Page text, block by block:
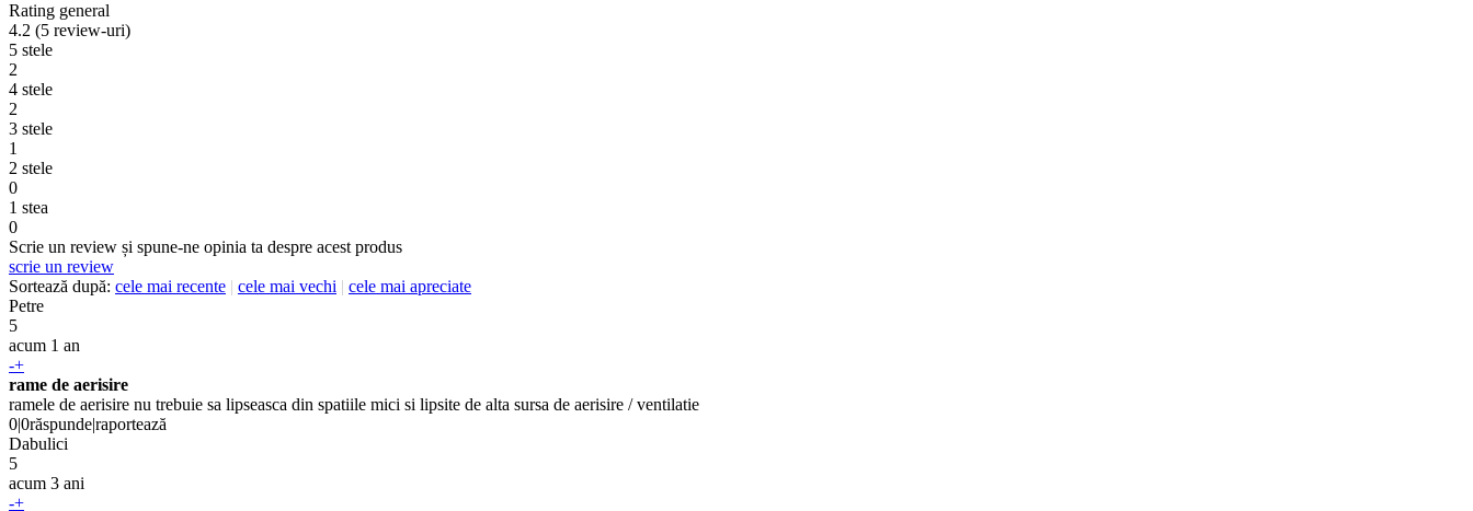
Rating general
4.2 (5 review-uri)
5 stele
2
4 stele
2
3 stele
1
2 stele
0
1 stea
0
Scrie un review și spune-ne opinia ta despre acest produs
scrie un review
Sortează după: cele mai recente cele mai vechi
cele mai apreciate
Petre
5
acum 1 an
-+
rame de aerisire
ramele de aerisire nu trebuie sa lipseasca din spatiile mici si lipsite de alta sursa de aerisire / ventilatie
00răspunderaportează
Dabulici
5
acum 3 ani
-+